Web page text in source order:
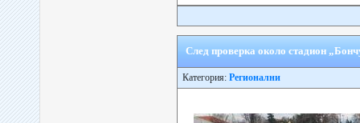
След проверка около стадион
Категория: Регионални